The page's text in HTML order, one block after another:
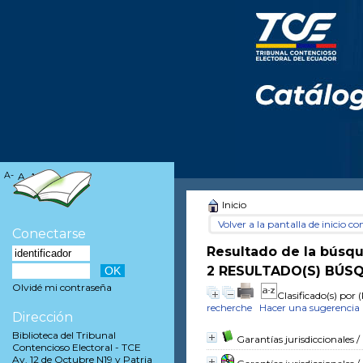
Inicio
Volver a la pantalla de inicio
Resultado de la
2 RESULTADO(S)
Clasificado(s) por
recherche
Hacer una sugerencia
Garantías jurisdiccionales /
A- A A+
Conectarse
Olvidé mi contraseña
Dirección
Biblioteca del Tribunal
Contencioso Electoral - TCE
Av. 12 de Octubre N19 y Patria